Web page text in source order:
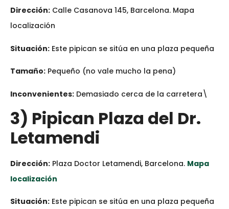
Dirección: Calle Casanova 145, Barcelona. Mapa
localización
Situación: Este pipican se sitúa en una plaza pequeña
Tamaño: Pequeño (no vale mucho la pena)
Inconvenientes: Demasiado cerca de la carretera\
3) Pipican Plaza del Dr.
Letamendi
Dirección: Plaza Doctor Letamendi, Barcelona. Mapa
localización
Situación: Este pipican se sitúa en una plaza pequeña